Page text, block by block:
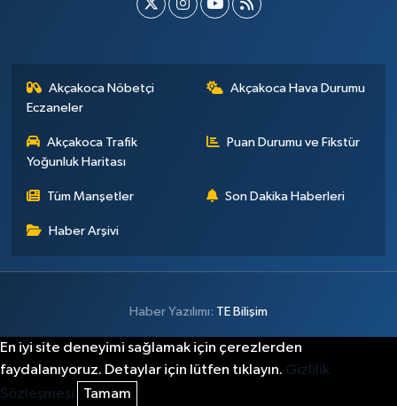
Akçakoca Nöbetçi
Eczaneler
Akçakoca Hava Durumu
Akçakoca Trafik
Yoğunluk Haritası
Puan Durumu ve Fikstür
Tüm Manşetler Son Dakika Haberleri
Haber Arşivi
Haber Yazılımı: TE Bilişim
En iyi site deneyimi sağlamak için çerezlerden
faydalanıyoruz. Detaylar için lütfen tıklayın. Gizlilik
Sözleşmesi
Tamam